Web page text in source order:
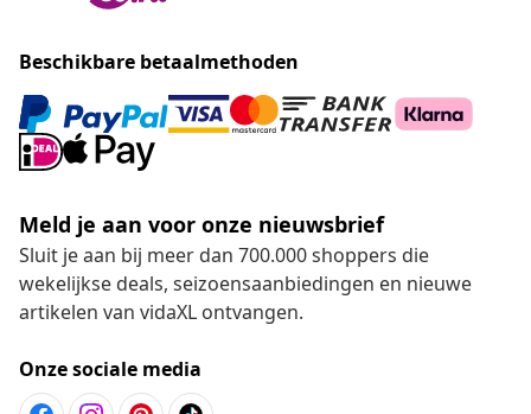
Beschikbare betaalmethoden
Meld je aan voor onze nieuwsbrief
Sluit je aan bij meer dan 700.000 shoppers die
wekelijkse deals, seizoensaanbiedingen en nieuwe
artikelen van vidaXL ontvangen.
Onze sociale media